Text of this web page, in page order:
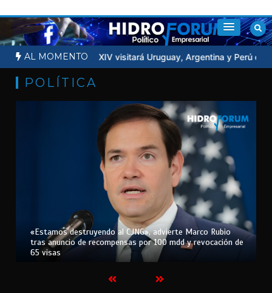
al
contenido
AL MOMENTO
Papa León XIV visitará Uruguay, Argentina y Perú en
POLÍTICA
«Estamos destruyendo al CJNG», advierte Marco Rubio
tras anuncio de recompensas por 100 mdd y revocación de
65 visas